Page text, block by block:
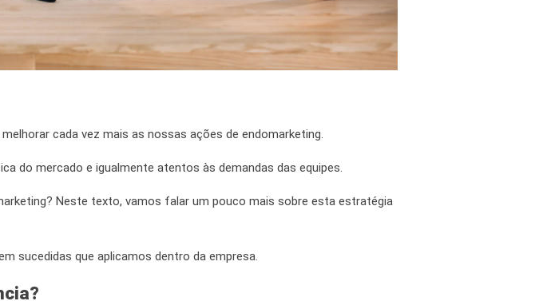
cada vez mais as nossas ações de endomarketing.
do mercado e igualmente atentos às demandas das equipes.
Neste texto, vamos falar um pouco mais sobre esta estratégia
sucedidas que aplicamos dentro da empresa.